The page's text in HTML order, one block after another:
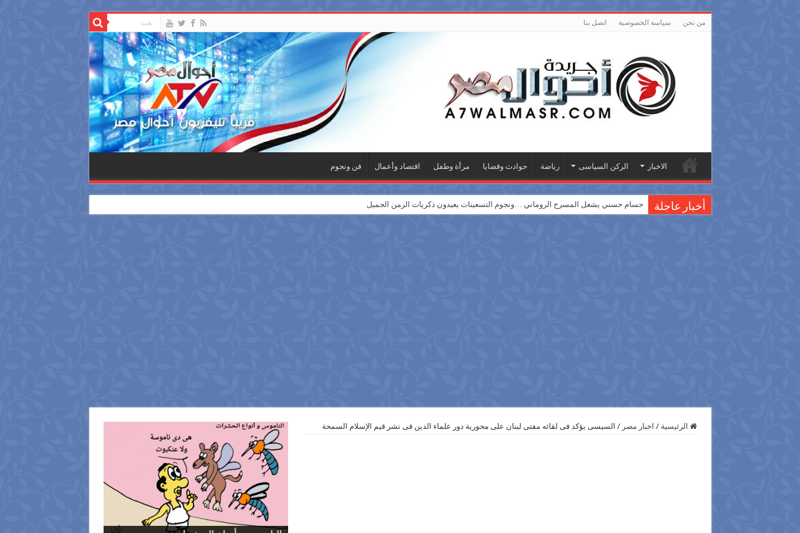
من نحن سياسة الخصوصية اتصل بنا
الاخبار الركن السياسى رياضة حوادث وقضايا مرأة وطفل اقتصاد وأعمال فن ونجوم
أخبار عاجلة حسام حسني يشعل المسرح الروماني …ونجوم التسعينات يعيدون ذكريات الزمن الجميل
الرئيسية / اخبار مصر / السيسى يؤكد فى لقائه مفتى لبنان على محورية دور علماء الدين فى نشر قيم الإسلام السمحة